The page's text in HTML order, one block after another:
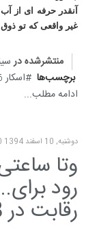
آنقدر حرفه ای از آب
غیر واقعی که تو
منتشرشده در
برچسب‌ها
اسکار 2016
ادامه مطلب...
دوشنبه, 10 اسفند 1394 03:10
رود
رقابت در 88مین اسکار